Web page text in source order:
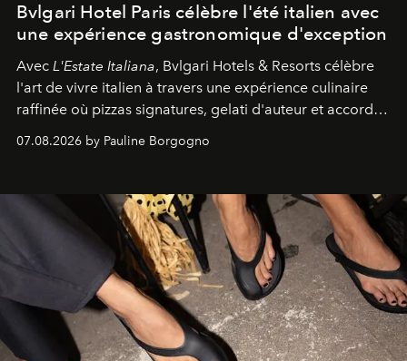
Bvlgari Hotel Paris célèbre l'été italien avec
une expérience gastronomique d'exception
Avec L'Estate Italiana, Bvlgari Hotels & Resorts célèbre
l'art de vivre italien à travers une expérience culinaire
raffinée où pizzas signatures, gelati d'auteur et accords
d'exception composent un véritable voyage sensoriel.
07.08.2026 by Pauline Borgogno